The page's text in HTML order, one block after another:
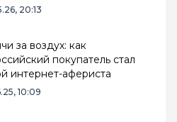
20:13
за воздух: как
покупатель стал
интернет-афериста
10:09